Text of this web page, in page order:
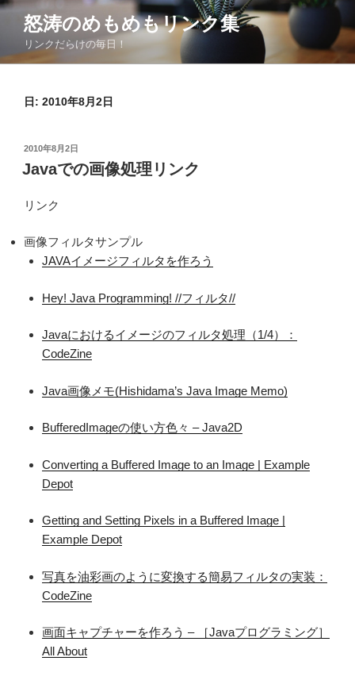
コ
ン
怒涛のめもめもリンク集
リンクだらけの毎日！
日: 2010年8月2日
投
稿
日:
2010年8月2日
Javaでの画像処理リンク
リンク
画像フィルタサンプル
JAVAイメージフィルタを作ろう
Hey! Java Programming! //フィルタ//
Javaにおけるイメージのフィルタ処理（1/4）：
CodeZine
Java画像メモ(Hishidama’s Java Image Memo)
BufferedImageの使い方色々 – Java2D
Converting a Buffered Image to an Image | Example
Depot
Getting and Setting Pixels in a Buffered Image |
Example Depot
写真を油彩画のように変換する簡易フィルタの実装：
CodeZine
画面キャプチャーを作ろう – ［Javaプログラミング］
All About